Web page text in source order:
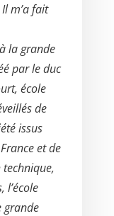
m’a fait
la grande
par le duc
école
de
issus
et de
l’école
grande